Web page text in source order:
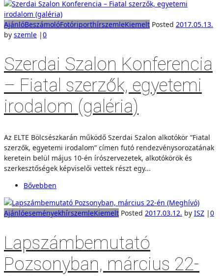
AjánlóBeszámolóFotóriporthírszemleKiemelt Posted 2017.05.13.
by szemle |0
Szerdai Szalon Konferencia
– Fiatal szerzők, egyetemi
irodalom (galéria)
Az ELTE Bölcsészkarán működő Szerdai Szalon alkotókör “Fiatal
szerzők, egyetemi irodalom” címen futó rendezvénysorozatának
keretein belül május 10-én írószervezetek, alkotókörök és
szerkesztőségek képviselői vettek részt egy...
Bővebben
AjánlóeseményekhírszemleKiemelt Posted 2017.03.12. by ISZ |0
Lapszámbemutató
Pozsonyban, március 22-